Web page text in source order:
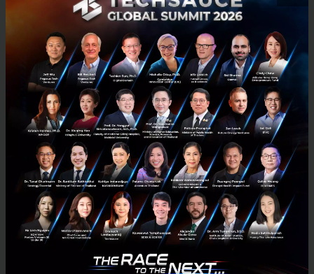
เปลี่ยนกฎเก่า รัฐร่วมถือหุ้น Startup l Exec Insight.99
จากผู้ให้ทุน สู่ผู้ร่วมถือหุ้น.. NIA กำลังเปลี่ยนบทบาทครั้งสำคัญ หลังได้
รับอำนาจให้เข้าร่วมทุน ถือหุ้น และจัดตั้งกองทรัสต์เพื่อลงทุนในสตาร์ท